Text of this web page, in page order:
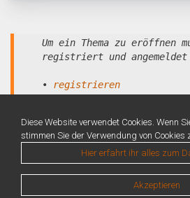
Um ein Thema zu eröffnen
registriert und
• registrieren
Diese Website verwendet Cookies. Wenn
stimmen Sie der Verwendung von Cookies
Hier erfahrt ihr alles zum
Akzeptieren